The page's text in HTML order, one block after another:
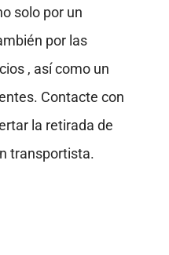
solo por un
por las
, así como un
Contacte con
la retirada de
transportista.